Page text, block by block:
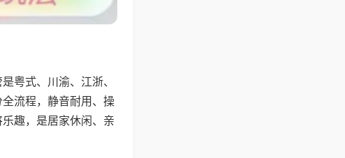
粤式、川渝、江浙、
流程，静音耐用、操
趣，是居家休闲、亲